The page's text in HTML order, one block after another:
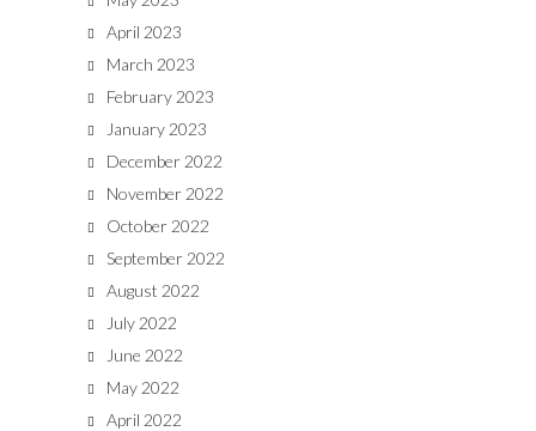
April 2023
March 2023
February 2023
January 2023
December 2022
November 2022
October 2022
September 2022
August 2022
July 2022
June 2022
May 2022
April 2022